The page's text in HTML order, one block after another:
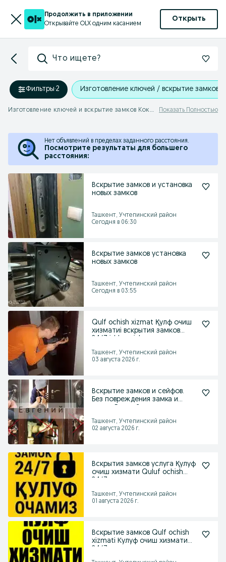
Продолжить в приложении
Открывайте OLX одним касанием
Открыть
Что ищете?
Фильтры·2 Изготовление ключей / вскрытие замков
Изготовление ключей и вскрытие замков Коксарай Показать Полностью
Нет объявлений в пределах заданного расстояния.
Посмотрите результаты для большего
расстояния:
Вскрытие замков и установка
новых замков
Ташкент, Учтепинский район
Сегодня в 06:30
Вскрытие замков установка
новых замков
Ташкент, Учтепинский район
Сегодня в 03:55
Qulf ochish xizmat Қулф очиш
хизматиi вскрытия замков
Ташкент, Учтепинский район
03 августа 2026 г.
Вскрытие замков и сейфов.
Без повреждения замка и
Ташкент, Учтепинский район
02 августа 2026 г.
Вскрытия замков услуга Қулуф
очиш хизмати Quluf ochish
Ташкент, Учтепинский район
01 августа 2026 г.
Вскрытие замков Qulf ochish
xizmati Кулуф очиш хизмати